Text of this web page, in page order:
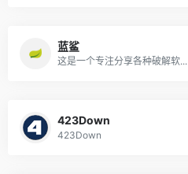
蓝鲨
这是一个专注分享各种破解软...
423Down
423Down